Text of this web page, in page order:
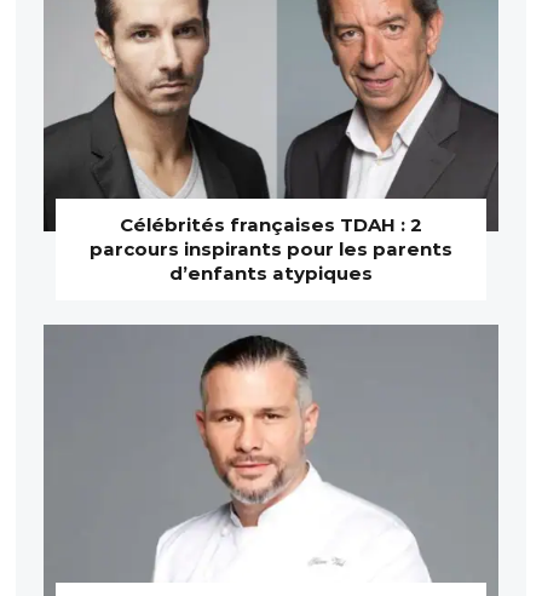
Célébrités françaises TDAH : 2
parcours inspirants pour les parents
d’enfants atypiques